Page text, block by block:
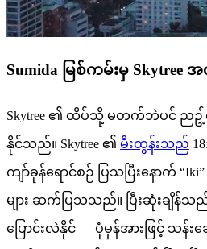
Sumida မြစ်ကမ်းမှ Skytree
Skytree ၏ ထိပ်သို့ မတက်ဘဲပင် ည
နိုင်သည်။ Skytree ၏ မီးထွန်းသည်
ကျာ်ခုန်ရောင်စဉ် ပြသပြီးနောက်
များ ဆက်ပြသသည်။ ပြီးဆုံးချိန်သ
ပြောင်းလဲနိုင် — ပုံမှန်အားဖြင့် သန်း